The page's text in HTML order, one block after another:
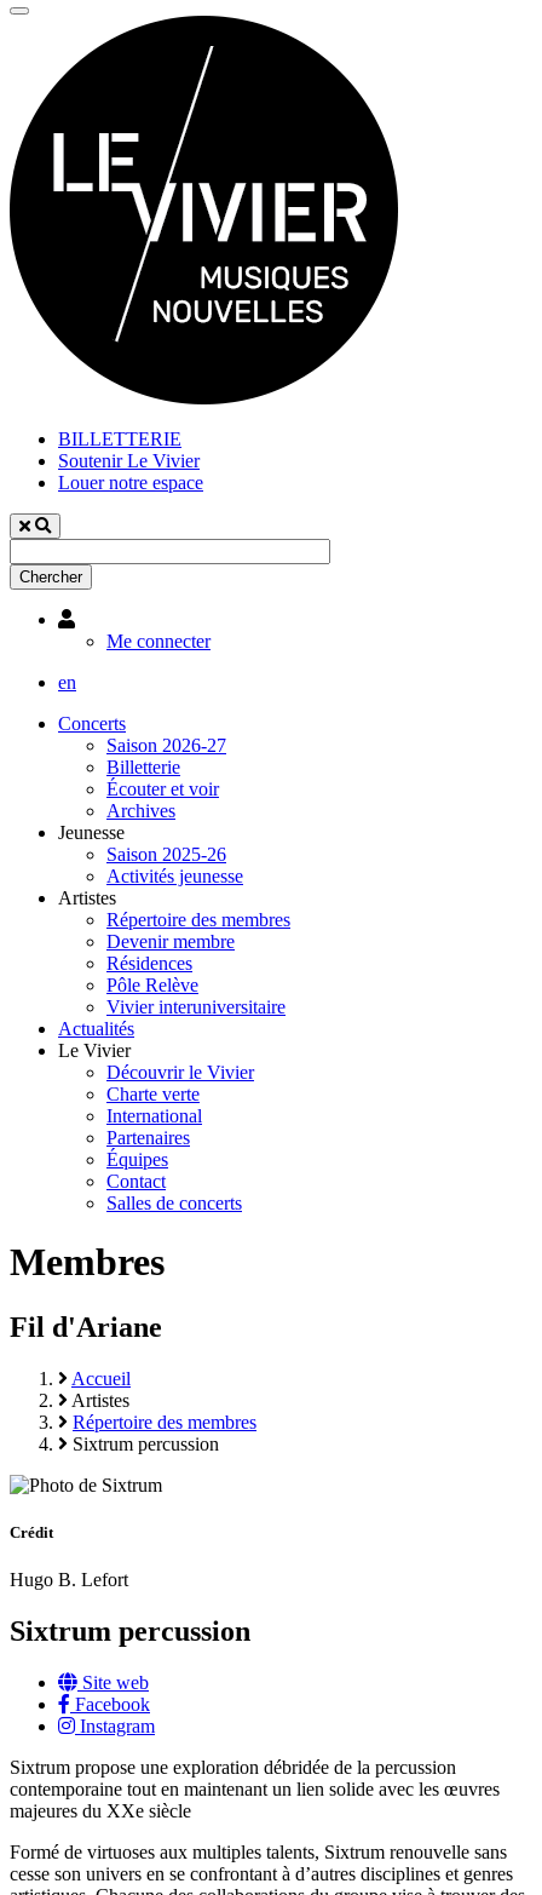
BILLETTERIE
Soutenir Le Vivier
Louer notre espace
Utilisateur
Me connecter
en
Concerts
Saison 2026-27
Billetterie
Écouter et voir
Archives
Jeunesse
Saison 2025-26
Activités jeunesse
Artistes
Répertoire des membres
Devenir membre
Résidences
Pôle Relève
Vivier interuniversitaire
Actualités
Le Vivier
Découvrir le Vivier
Charte verte
International
Partenaires
Équipes
Contact
Salles de concerts
Membres
Fil d'Ariane
Accueil
Artistes
Répertoire des membres
Sixtrum percussion
Crédit
Hugo B. Lefort
Sixtrum percussion
Site web
Facebook
Instagram
Sixtrum propose une exploration débridée de la percussion
contemporaine tout en maintenant un lien solide avec les œuvres
majeures du XXe siècle
Formé de virtuoses aux multiples talents, Sixtrum renouvelle sans
cesse son univers en se confrontant à d’autres disciplines et genres